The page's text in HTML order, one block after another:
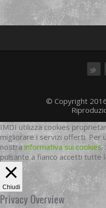
© Copyright
IMDI utilizza cookies
migliorare i servizi offerti. Per
nostrainformativa sui cookies.
pulsante a fianco accetti tutte
Chiudi
Privacy Overview